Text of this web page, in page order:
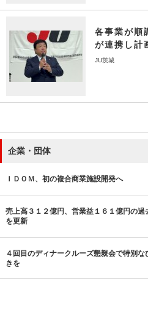
各事業が順
が連携し計
JU茨城
企業・団体
ＩＤＯＭ、初の複合商業施設開発へ
売上高３１２億円、営業益１６１億円の過
を更新
４回目のディナークルーズ懇親会で特別な
きを